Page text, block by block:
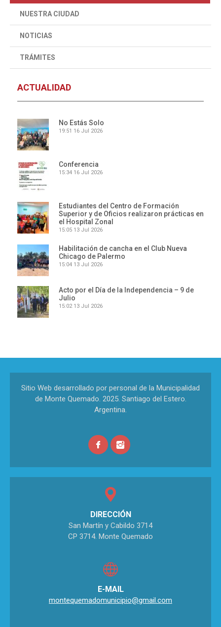
NUESTRA CIUDAD
NOTICIAS
TRÁMITES
ACTUALIDAD
No Estás Solo
19:51 16 Jul 2026
Conferencia
15:34 16 Jul 2026
Estudiantes del Centro de Formación
Superior y de Oficios realizaron prácticas en
el Hospital Zonal
15:05 13 Jul 2026
Habilitación de cancha en el Club Nueva
Chicago de Palermo
15:04 13 Jul 2026
Acto por el Día de la Independencia – 9 de
Julio
15:02 13 Jul 2026
Sitio Web desarrollado por personal de la Municipalidad
de Monte Quemado. 2025. Santiago del Estero.
Argentina.
DIRECCIÓN
San Martín y Cabildo 3714
CP 3714. Monte Quemado
E-MAIL
montequemadomunicipio@gmail.com